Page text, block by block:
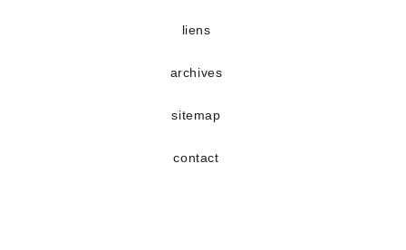
liens
archives
sitemap
contact